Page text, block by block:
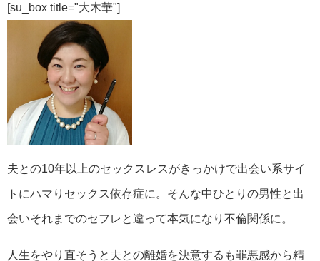
[su_box title="大木華"]
夫との10年以上のセックスレスがきっかけで出会い系サイ
トにハマりセックス依存症に。そんな中ひとりの男性と出
会いそれまでのセフレと違って本気になり不倫関係に。
人生をやり直そうと夫との離婚を決意するも罪悪感から精